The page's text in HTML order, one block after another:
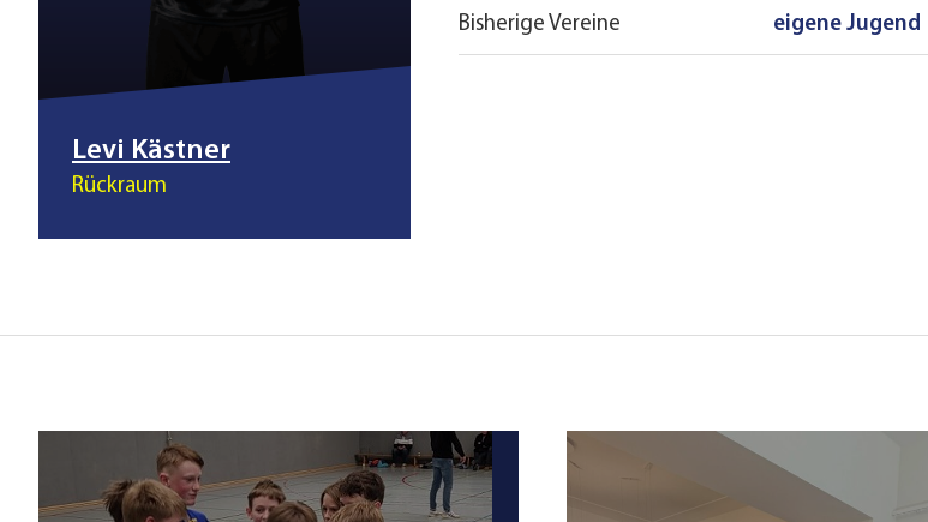
Levi Kästner
Rückraum
Bisherige Vereine eigene Jugend